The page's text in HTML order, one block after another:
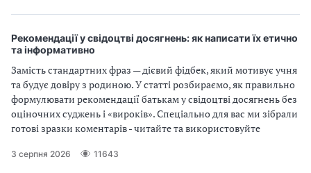
Рекомендації у свідоцтві досягнень: як написати їх етично
та інформативно
Замість стандартних фраз — дієвий фідбек, який мотивує учня
та будує довіру з родиною. У статті розбираємо, як правильно
формулювати рекомендації батькам у свідоцтві досягнень без
оціночних суджень і «вироків». Спеціально для вас ми зібрали
готові зразки коментарів - читайте та використовуйте
3 серпня 2026 11643